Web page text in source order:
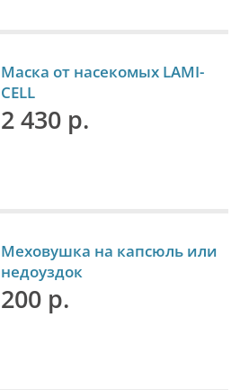
Маска от насекомых LAMI-
CELL
2 430 р.
Меховушка на капсюль или
недоуздок
200 р.